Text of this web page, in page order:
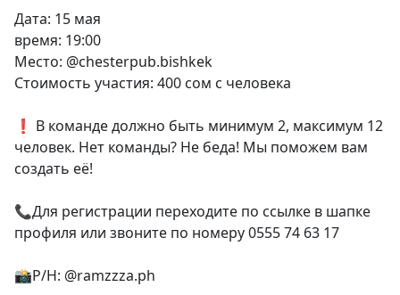
Дата: 15 мая
время: 19:00
Место: @chesterpub.bishkek
Стоимость участия: 400 сом с человека
❗️ В команде должно быть минимум 2, максимум 12
человек. Нет команды? Не беда! Мы поможем вам
создать её!
📞Для регистрации переходите по ссылке в шапке
профиля или звоните по номеру 0555 74 63 17
📸P/H: @ramzzza.ph